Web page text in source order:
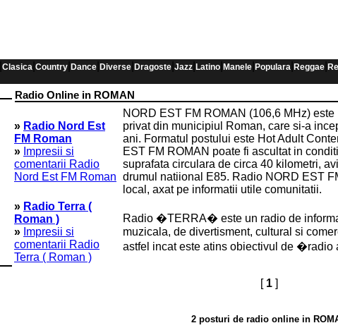
Clasica Country Dance Diverse Dragoste Jazz Latino Manele Populara Reggae
Radio Online in ROMAN
» Radio Nord Est
FM Roman
» Impresii si
comentarii Radio
Nord Est FM Roman
NORD EST FM ROMAN (106,6 MHz)
privat din municipiul Roman, care si-a
ani. Formatul postului este Hot Adult
EST FM ROMAN poate fi ascultat in
suprafata circulara de circa 40 kilometri,
drumul natiional E85. Radio NORD EST
local, axat pe informatii utile comunitatii.
» Radio Terra (
Roman )
» Impresii si
comentarii Radio
Terra ( Roman )
Radio �TERRA� este un radio de
muzicala, de divertisment, cultural si
astfel incat este atins obiectivul de
[ 1]
2 posturi de radio online in